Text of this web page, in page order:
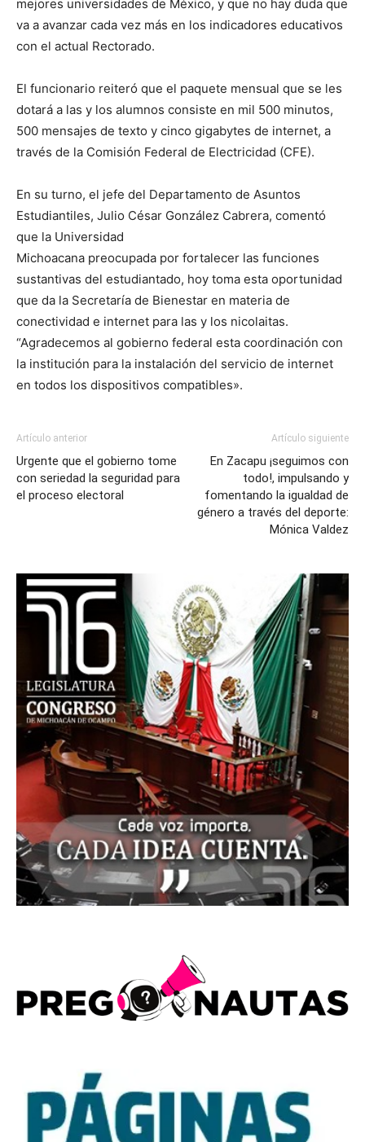
mejores universidades de México, y que no hay duda que
va a avanzar cada vez más en los indicadores educativos
con el actual Rectorado.
El funcionario reiteró que el paquete mensual que se les
dotará a las y los alumnos consiste en mil 500 minutos,
500 mensajes de texto y cinco gigabytes de internet, a
través de la Comisión Federal de Electricidad (CFE).
En su turno, el jefe del Departamento de Asuntos
Estudiantiles, Julio César González Cabrera, comentó
que la Universidad
Michoacana preocupada por fortalecer las funciones
sustantivas del estudiantado, hoy toma esta oportunidad
que da la Secretaría de Bienestar en materia de
conectividad e internet para las y los nicolaitas.
“Agradecemos al gobierno federal esta coordinación con
la institución para la instalación del servicio de internet
en todos los dispositivos compatibles».
Artículo anterior
Urgente que el gobierno tome
con seriedad la seguridad para
el proceso electoral
Artículo siguiente
En Zacapu ¡seguimos con
todo!, impulsando y
fomentando la igualdad de
género a través del deporte:
Mónica Valdez